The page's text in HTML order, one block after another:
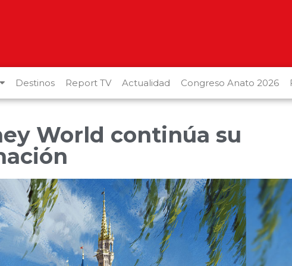
Destinos Report TV Actualidad Congreso Anato 2026
World continúa su